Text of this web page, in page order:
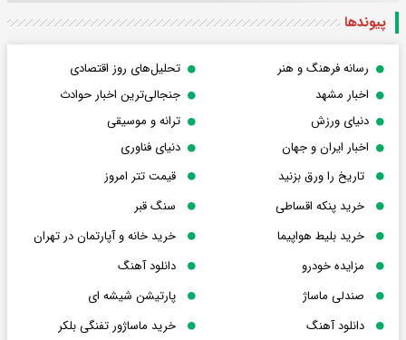
پیوندها
رسانه فرهنگ و هنر
تحلیل‌های روز اقتصادی
اخبار مشهد
جنجالی‌ترین اخبار حوادث
دنیای ورزش
ترانه و موسیقی
اخبار ایران و جهان
دنیای فناوری
تاریخ را ورق بزنید
قیمت تتر امروز
خرید پنکه اقساطی
سنگ قبر
خرید بلیط هواپیما
خرید خانه و آپارتمان در تهران
مزایده خودرو
دانلود آهنگ
صندلی ماساژ
پارتیشن شیشه ای
دانلود آهنگ
خرید ماساژور تفنگی بلکر